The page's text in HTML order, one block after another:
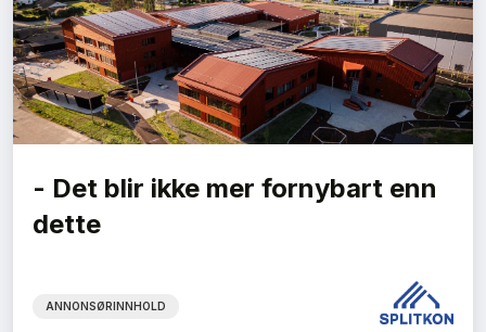
- Det blir ikke mer fornybart enn
dette
ANNONSØRINNHOLD